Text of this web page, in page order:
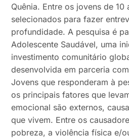
Quênia. Entre os jovens de 10
selecionados para fazer
profundidade. A pesquisa é
Adolescente Saudável, uma
investimento comunitário
desenvolvida em parceria
Jovens que responderam à
os principais fatores que
emocional são externos,
que vivem. Entre os
pobreza, a violência física e/